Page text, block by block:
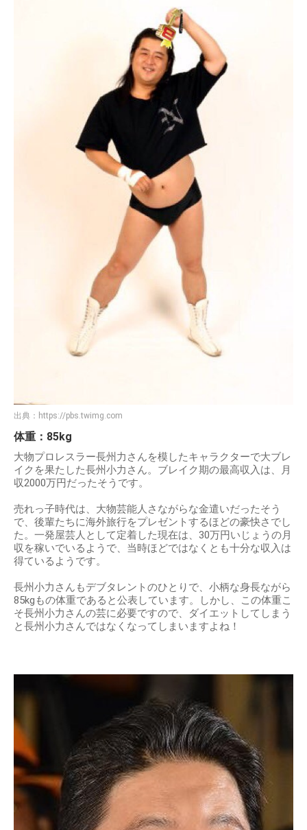
出典： https://pbs.twimg.com
体重：85kg
大物プロレスラー長州力さんを模したキャラクターで大ブレ
イクを果たした長州小力さん。ブレイク期の最高収入は、月
収2000万円だったそうです。
売れっ子時代は、大物芸能人さながらな金遣いだったそう
で、後輩たちに海外旅行をプレゼントするほどの豪快さでし
た。一発屋芸人として定着した現在は、30万円いじょうの月
収を稼いでいるようで、当時ほどではなくとも十分な収入は
得ているようです。
長州小力さんもデブタレントのひとりで、小柄な身長ながら
85kgもの体重であると公表しています。しかし、この体重こ
そ長州小力さんの芸に必要ですので、ダイエットしてしまう
と長州小力さんではなくなってしまいますよね！